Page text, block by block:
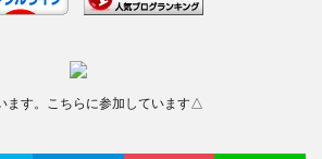
ます。こちらに参加しています△